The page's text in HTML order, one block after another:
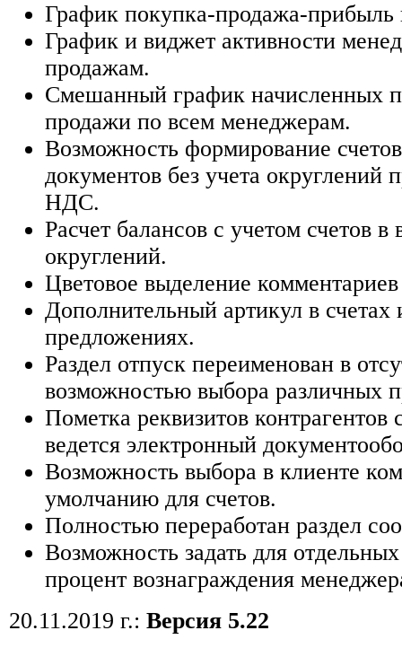
График покупка-продажа-прибыль
График и виджет активности
продажам.
Смешанный график начисленных
продажи по всем менеджерам.
Возможность формирование
документов без учета округлений
НДС.
Расчет балансов с учетом счетов в
округлений.
Цветовое выделение
Дополнительный артикул в счетах
предложениях.
Раздел отпуск переименован в
возможностью выбора различных
Пометка реквизитов контрагентов
ведется электронный
Возможность выбора в клиенте
умолчанию для счетов.
Полностью переработан раздел
Возможность задать для
процент вознаграждения
20.11.2019 г.: Версия 5.22